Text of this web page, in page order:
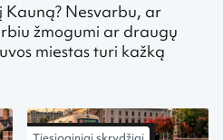
Kauną? Nesvarbu, ar
žmogumi ar draugų
miestas turi kažką